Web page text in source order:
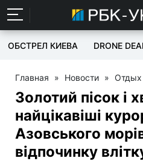
ОБСТРЕЛ КИЕВА DRONE
Главная » Новости » Отдых
Золотий пісок і
найцікавіші
Азовського
відпочинку